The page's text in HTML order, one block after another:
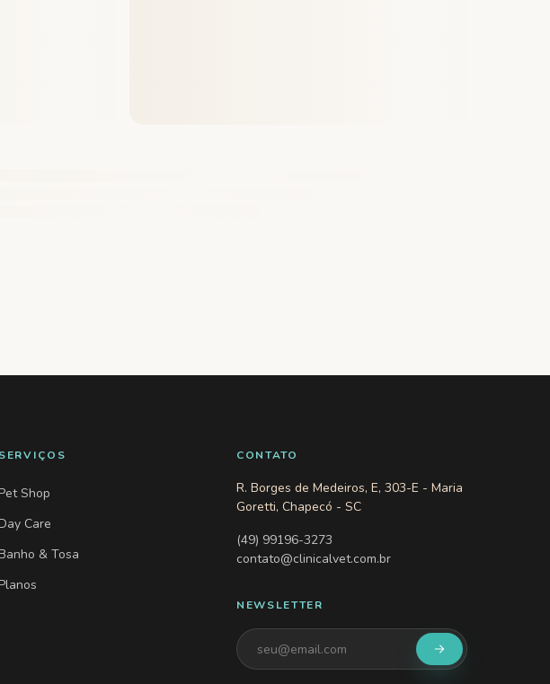
SERVIÇOS
Shop
Care
& Tosa
CONTATO
R. Borges de Medeiros, E, 303-E - Maria
Goretti, Chapecó - SC
(49) 99196-3273
contato@clinicalvet.com.br
NEWSLETTER